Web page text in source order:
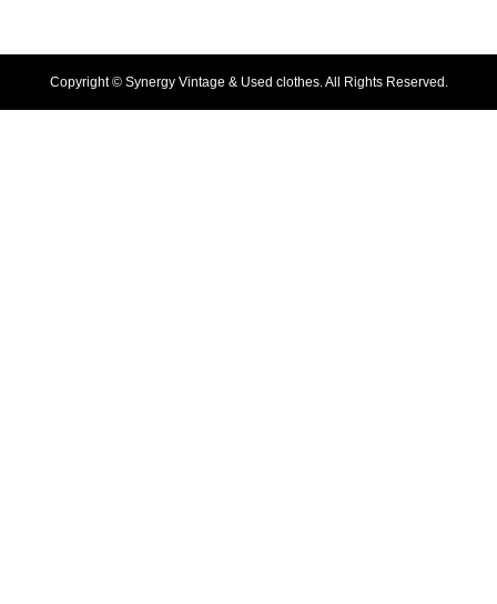
Copyright ©Synergy Vintage & Used clothes. All Rights Reserved.